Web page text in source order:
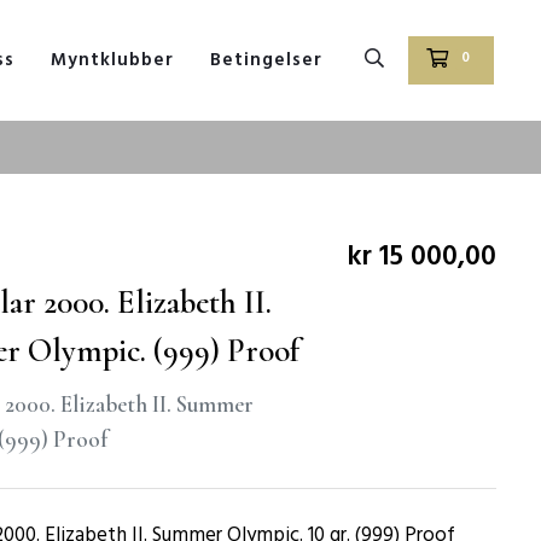
Myntklubber Betingelser 0
2000. Elizabeth II.
Olympic. (999) Proof
Elizabeth II. Summer
Proof
kr 15 000,00